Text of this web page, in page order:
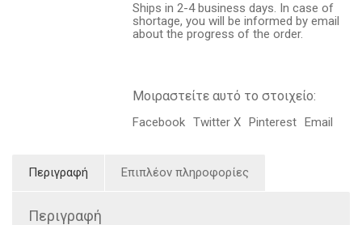
Ships in 2-4 business days. In case of
shortage, you will be informed by email
about the progress of the order.
Μοιραστείτε αυτό το στοιχείο:
Facebook Twitter X Pinterest Email
Περιγραφή Επιπλέον πληροφορίες
Περιγραφή